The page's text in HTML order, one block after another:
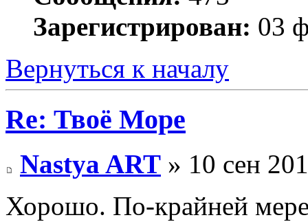
Зарегистрирован: 03
Вернуться к началу
Re: Твоё Море
Nastya ART » 10 сен
Хорошо. По-крайней